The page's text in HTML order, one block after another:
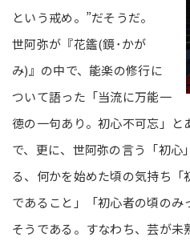
という戒め。”だそうだ。
世阿弥が『花鑑(鏡･かが
み)』の中で、能楽の修行に
ついて語った「当流に万能一
徳の一句あり。初心不可忘」と
で、更に、世阿弥の言う「初心
る、何かを始めた頃の気持ち
であること」「初心者の頃のみ
そうである。すなわち、芸が